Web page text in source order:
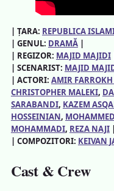
| ȚARA: REPUBLICA
| GENUL: DRAMĂ|
| REGIZOR: MAJID MAJIDI
| SCENARIST: MAJID
| ACTORI: AMIR
CHRISTOPHER MALEKI,
SARABANDI, KAZEM
HOSSEINIAN,
MOHAMMADI, REZA NAJI|
| COMPOZITORI: KEIVAN
Cast & Crew